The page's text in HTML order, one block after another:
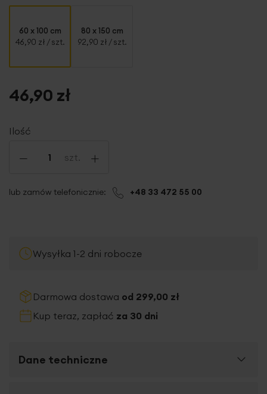
60 x 100 cm
46,90 zł / szt.
80 x 150 cm
92,90 zł / szt.
Ilość
- szt. +
46,90 zł
lub zamów telefonicznie: +48 33 472 55 00
Wysyłka 1-2 dni robocze
Darmowa dostawa od 299,00 zł
Kup teraz, zapłać za 30 dni
Dane techniczne